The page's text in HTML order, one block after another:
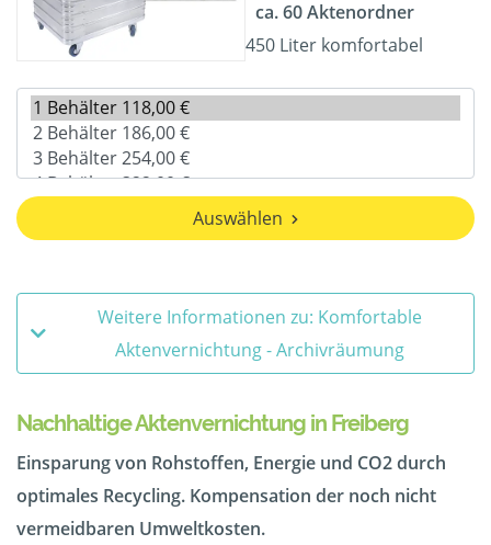
ca. 60 Aktenordner
450 Liter komfortabel
Auswählen
Weitere Informationen zu: Komfortable
Aktenvernichtung - Archivräumung
Nachhaltige Aktenvernichtung in Freiberg
Einsparung von Rohstoffen, Energie und CO2 durch
optimales Recycling. Kompensation der noch nicht
vermeidbaren Umweltkosten.